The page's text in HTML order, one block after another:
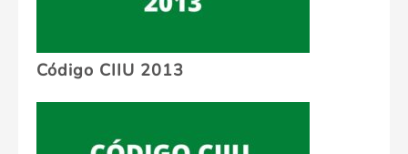
Código CIIU 2013